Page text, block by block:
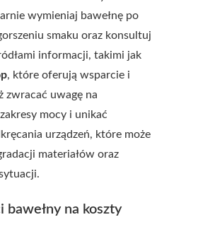
wymieniaj bawełnę po
smaku oraz konsultuj
informacji, takimi jak
, które oferują wsparcie i
zwracać uwagę na
mocy i unikać
urządzeń, które może
materiałów oraz
bawełny na koszty